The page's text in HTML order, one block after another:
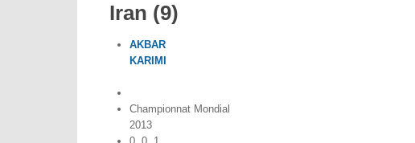
Iran (9)
AKBAR
KARIMI
Championnat Mondial
2013